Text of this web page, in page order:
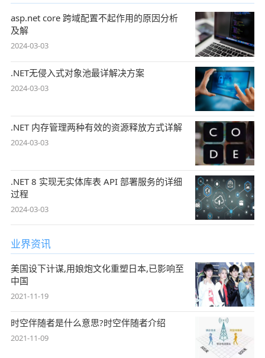
asp.net core 跨域配置不起作用的原因分析
及解
2024-03-03
.NET无侵入式对象池最详解决方案
2024-03-03
.NET 内存管理两种有效的资源释放方式详解
2024-03-03
.NET 8 实现无实体库表 API 部署服务的详细
过程
2024-03-03
业界资讯
美国设下计谋,用娘炮文化重塑日本,已影响至
中国
2021-11-19
时空伴随者是什么意思?时空伴随者介绍
2021-11-09